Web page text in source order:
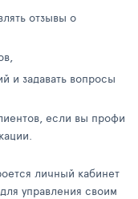
отзывы о
и задавать вопросы
если вы профи
личный кабинет
управления своим